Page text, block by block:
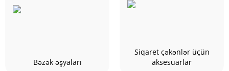
Bəzək əşyaları
Siqaret çəkənlər üçün
aksesuarlar